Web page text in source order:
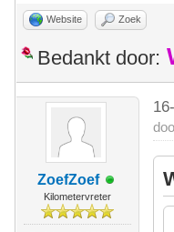
Website Zoek
Bedankt door:
ZoefZoef
Kilometervreter